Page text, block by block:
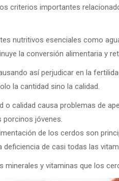
criterios importantes
nutritivos esenciales como
la conversión alimentaria y
así perjudicar en la
la cantidad sino la calidad.
o calidad causa problemas de
porcinos jóvenes.
de los cerdos son
de casi todas las
y vitaminas que los